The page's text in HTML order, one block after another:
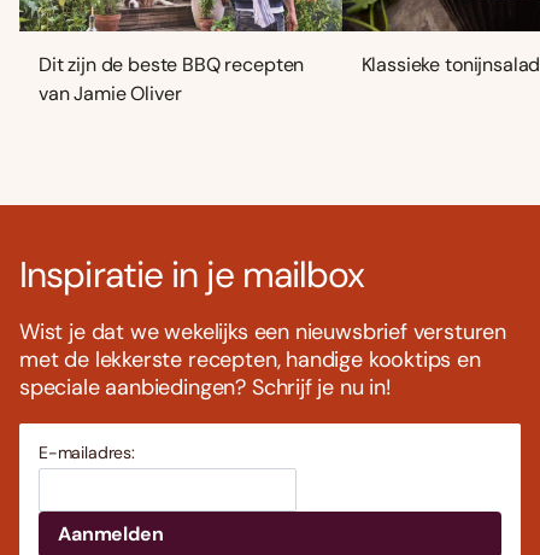
Dit zijn de beste BBQ recepten
van Jamie Oliver
Klassieke
Inspiratie in je mailbox
Wist je dat we wekelijks een nieuwsbrief versturen
met de lekkerste recepten, handige kooktips en
speciale aanbiedingen? Schrijf je nu in!
E-mailadres: